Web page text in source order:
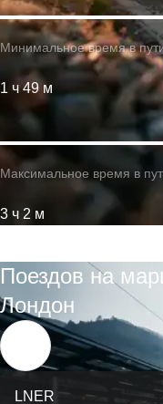
Минимальное время в
1 ч 49 м
Максимальное время в
3 ч 2 м
Поездов на
Лондон
LNER